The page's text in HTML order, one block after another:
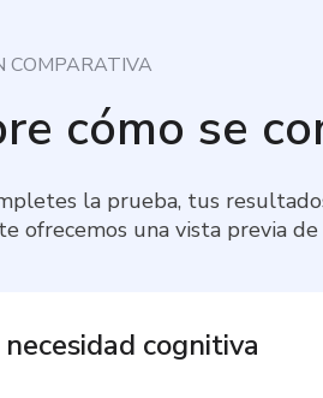
COMPARATIVA
cómo se
la prueba, tus
ofrecemos una vista previa
cognitiva